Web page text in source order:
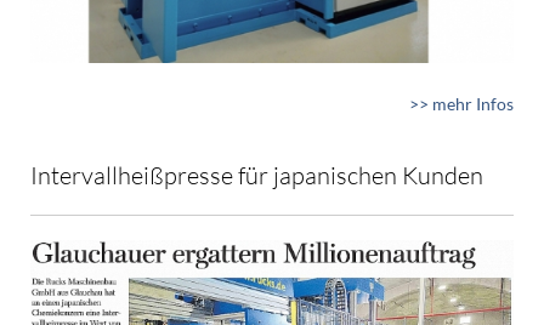
>> mehr Infos
Intervallheißpresse für japanischen Kunden